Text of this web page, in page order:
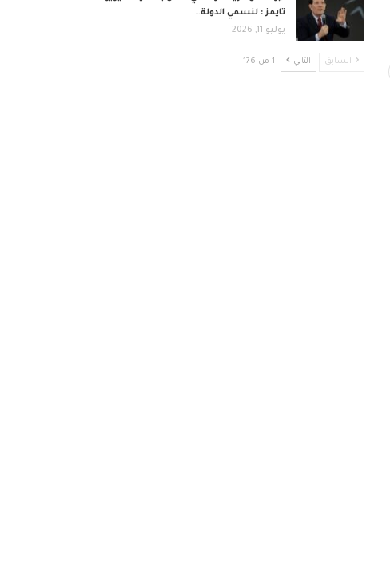
تايمز : لنسمي الدولة…
يوليو 11, 2026
السابق التالي 1 من 176